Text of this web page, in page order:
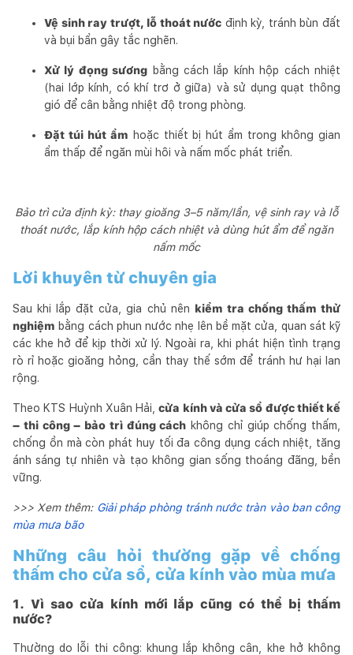
Vệ sinh ray trượt, lỗ thoát nước định kỳ, tránh bùn đất
và bụi bẩn gây tắc nghẽn.
Xử lý đọng sương bằng cách lắp kính hộp cách nhiệt
(hai lớp kính, có khí trơ ở giữa) và sử dụng quạt thông
gió để cân bằng nhiệt độ trong phòng.
Đặt túi hút ẩm hoặc thiết bị hút ẩm trong không gian
ẩm thấp để ngăn mùi hôi và nấm mốc phát triển.
Bảo trì cửa định kỳ: thay gioăng 3–5 năm/lần, vệ sinh ray và lỗ
thoát nước, lắp kính hộp cách nhiệt và dùng hút ẩm để ngăn
nấm mốc
Lời khuyên từ chuyên gia
Sau khi lắp đặt cửa, gia chủ nên kiểm tra chống thấm thử
nghiệm bằng cách phun nước nhẹ lên bề mặt cửa, quan sát kỹ
các khe hở để kịp thời xử lý. Ngoài ra, khi phát hiện tình trạng
rò rỉ hoặc gioăng hỏng, cần thay thế sớm để tránh hư hại lan
rộng.
Theo KTS Huỳnh Xuân Hải,cửa kính và cửa sổ được thiết kế
– thi công – bảo trì đúng cách không chỉ giúp chống thấm,
chống ồn mà còn phát huy tối đa công dụng cách nhiệt, tăng
ánh sáng tự nhiên và tạo không gian sống thoáng đãng, bền
vững.
>>> Xem thêm: Giải pháp phòng tránh nước tràn vào ban công
mùa mưa bão
Những câu hỏi thường gặp về chống
thấm cho cửa sổ, cửa kính vào mùa mưa
1. Vì sao cửa kính mới lắp cũng có thể bị thấm
nước?
Thường do lỗi thi công: khung lắp không cân, khe hở không